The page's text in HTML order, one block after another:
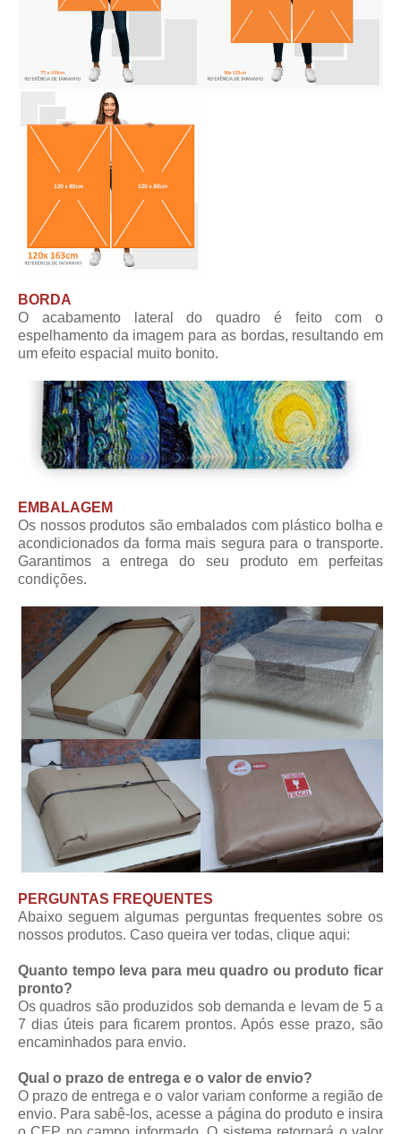
BORDA
O acabamento lateral do quadro é feito com o
espelhamento da imagem para as bordas, resultando em
um efeito espacial muito bonito.
EMBALAGEM
Os nossos produtos são embalados com plástico bolha e
acondicionados da forma mais segura para o transporte.
Garantimos a entrega do seu produto em perfeitas
condições.
PERGUNTAS FREQUENTES
Abaixo seguem algumas perguntas frequentes sobre os
nossos produtos. Caso queira ver todas, clique aqui:
Quanto tempo leva para meu quadro ou produto ficar
pronto?
Os quadros são produzidos sob demanda e levam de 5 a
7 dias úteis para ficarem prontos. Após esse prazo, são
encaminhados para envio.
Qual o prazo de entrega e o valor de envio?
O prazo de entrega e o valor variam conforme a região de
envio. Para sabê-los, acesse a página do produto e insira